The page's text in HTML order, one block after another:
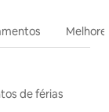
de férias